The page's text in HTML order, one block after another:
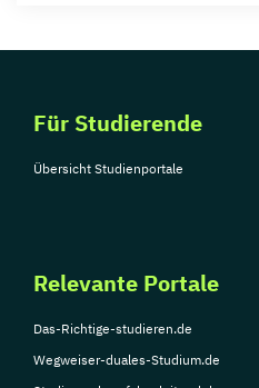
Für Studierende
Übersicht Studienportale
Relevante Portale
Das-Richtige-studieren.de
Wegweiser-duales-Studium.de